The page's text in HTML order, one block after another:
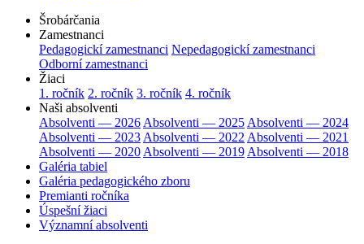
Šrobárčania
Zamestnanci
Pedagogickí zamestnanci Nepedagogickí zamestnanci
Odborní zamestnanci
Žiaci
1. ročník 2. ročník 3. ročník 4. ročník
Naši absolventi
Absolventi — 2026 Absolventi — 2025 Absolventi — 2024
Absolventi — 2023 Absolventi — 2022 Absolventi — 2021
Absolventi — 2020 Absolventi — 2019 Absolventi — 2018
Galéria tabiel
Galéria pedagogického zboru
Premianti ročníka
Úspešní žiaci
Významní absolventi